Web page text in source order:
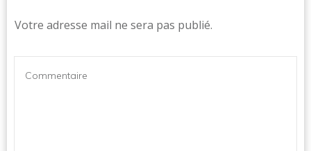
Votre adresse mail ne sera pas publié.